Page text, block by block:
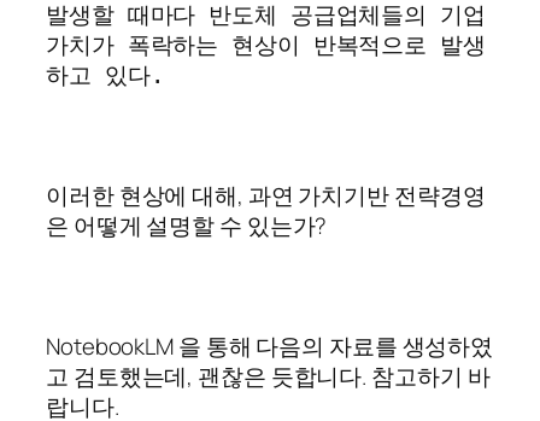
발생할 때마다 반도체 공급업체들의 기업
가치가 폭락하는 현상이 반복적으로 발생
하고 있다.
이러한 현상에 대해, 과연 가치기반 전략경영
은 어떻게 설명할 수 있는가?
NotebookLM 을 통해 다음의 자료를 생성하였
고 검토했는데, 괜찮은 듯합니다. 참고하기 바
랍니다.